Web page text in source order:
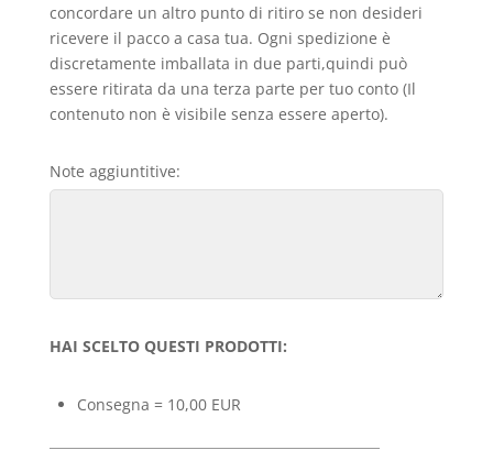
concordare un altro punto di ritiro se non desideri
ricevere il pacco a casa tua. Ogni spedizione è
discretamente imballata in due parti,quindi può
essere ritirata da una terza parte per tuo conto (Il
contenuto non è visibile senza essere aperto).
Note aggiuntitive:
HAI SCELTO QUESTI PRODOTTI:
Consegna = 10,00 EUR